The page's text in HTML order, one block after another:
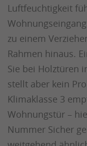
Luftfeuchtigkeit
zu einem
Rahmen hinaus.
Sie bei Holztüren
stellt aber kein
Klimaklasse 3
Wohnungstür –
Nummer Sicher